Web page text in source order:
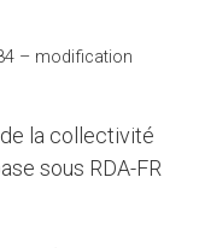
sous RDA-FR